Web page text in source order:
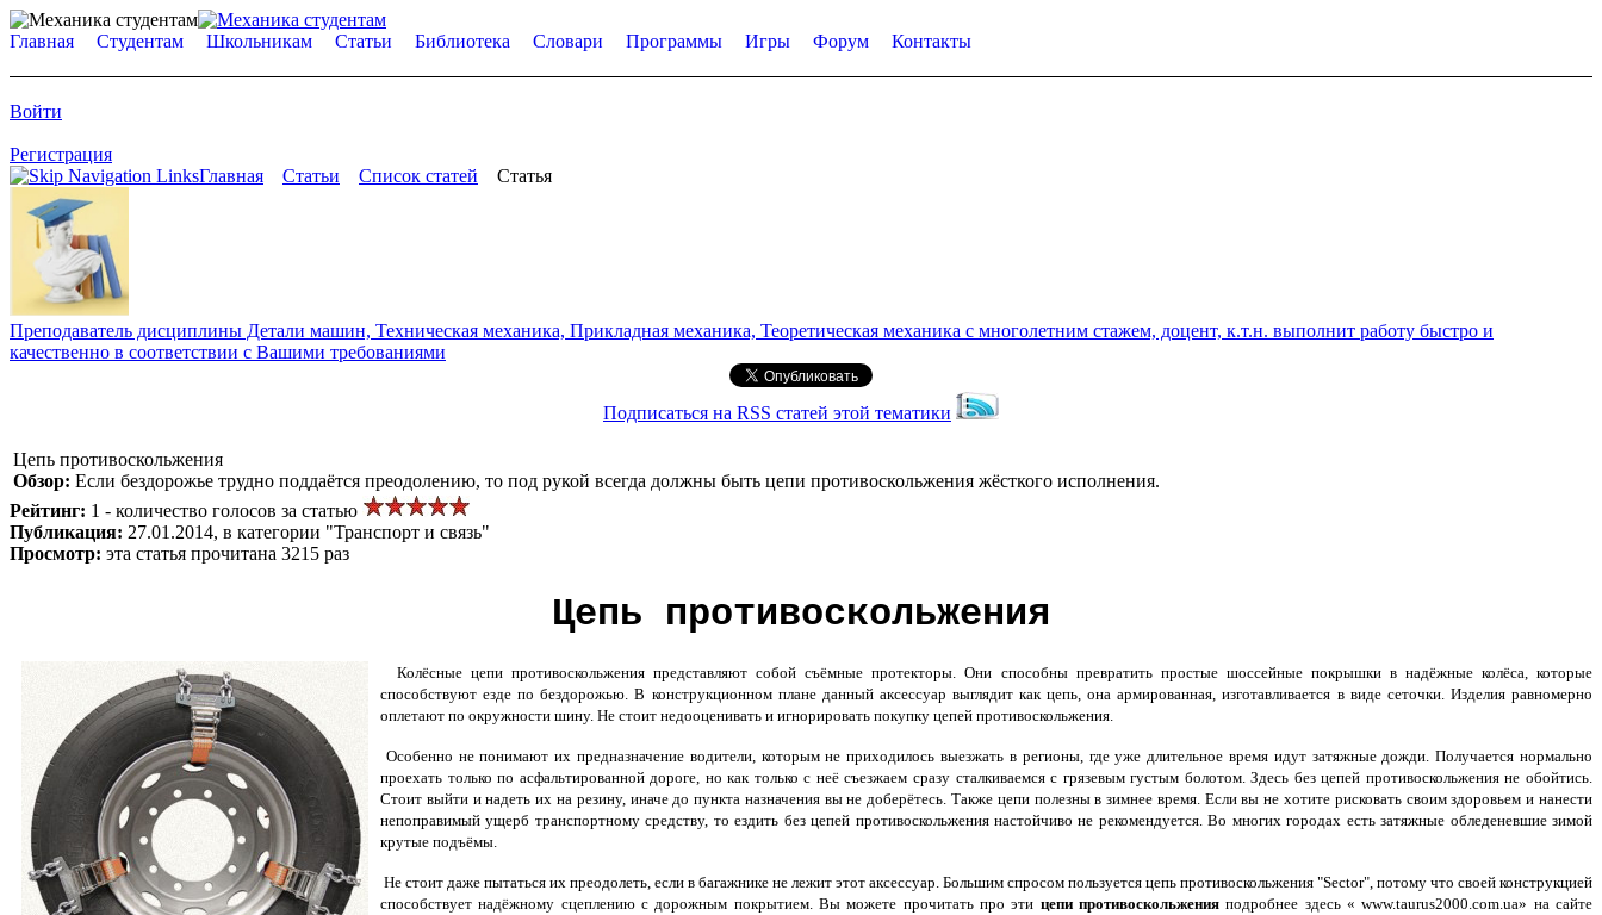
Главная Студентам Школьникам Статьи Библиотека Словари Программы Игры Форум Контакты
Войти
Регистрация
Главная
Статьи Список статей Статья
Преподаватель дисциплины Детали машин, Техническая механика, Прикладная механика, Теоретическая механика с многолетним стажем, доцент, к.т.н. выполнит работу быстро и
качественно в соответствии с Вашими требованиями
Подписаться на RSS статей этой тематики
Цепь противоскольжения
Обзор: Если бездорожье трудно поддаётся преодолению, то под рукой всегда должны быть цепи противоскольжения жёсткого исполнения.
Рейтинг: 1 - количество голосов за статью
Публикация: 27.01.2014, в категории "Транспорт и связь"
Просмотр: эта статья прочитана 3215 раз
Цепь противоскольжения
Колёсные цепи противоскольжения представляют собой съёмные протекторы. Они способны превратить простые шоссейные покрышки в надёжные колёса, которые
способствуют езде по бездорожью. В конструкционном плане данный аксессуар выглядит как цепь, она армированная, изготавливается в виде сеточки. Изделия равномерно
оплетают по окружности шину. Не стоит недооценивать и игнорировать покупку цепей противоскольжения.
Особенно не понимают их предназначение водители, которым не приходилось выезжать в регионы, где уже длительное время идут затяжные дожди. Получается нормально
проехать только по асфальтированной дороге, но как только с неё съезжаем сразу сталкиваемся с грязевым густым болотом. Здесь без цепей противоскольжения не обойтись.
Стоит выйти и надеть их на резину, иначе до пункта назначения вы не доберётесь. Также цепи полезны в зимнее время. Если вы не хотите рисковать своим здоровьем и нанести
непоправимый ущерб транспортному средству, то ездить без цепей противоскольжения настойчиво не рекомендуется. Во многих городах есть затяжные обледеневшие зимой
крутые подъёмы.
Не стоит даже пытаться их преодолеть, если в багажнике не лежит этот аксессуар. Большим спросом пользуется цепь противоскольжения "Sector", потому что своей конструкцией
способствует надёжному сцеплению с дорожным покрытием. Вы можете прочитать про эти цепи противоскольжения подробнее здесь « www.taurus2000.com.ua» на сайте